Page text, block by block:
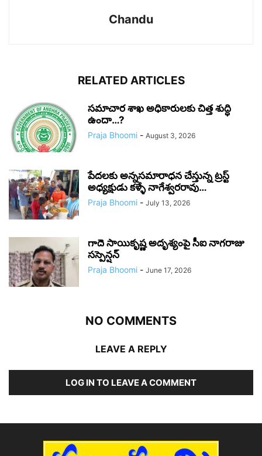
Chandu
RELATED ARTICLES
సమాచార శాఖ అధికారులకు చిత్త శుద్ధి
ఉందా…?
Praja Bhoomi - August 3, 2026
పేదలకు అన్నసమారాధన చేస్తున్న ట్రస్ట్
అధ్యక్షుడు కళ్ళే నాగేశ్వరరావు…
Praja Bhoomi - July 13, 2026
గాదె సాయికృష్ణ అదృశ్యంపై సీఐ నాగరాజు
సస్పెన్షన్
Praja Bhoomi - June 17, 2026
NO COMMENTS
LEAVE A REPLY
LOG IN TO LEAVE A COMMENT